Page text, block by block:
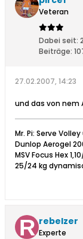
Veteran
Dabei seit:
Beiträge:
27.02.2007, 14:23
und das von nem
Mr. Pi: Serve
Dunlop Aerogel
MSV Focus Hex
25/24 kg
rebelzer
Experte